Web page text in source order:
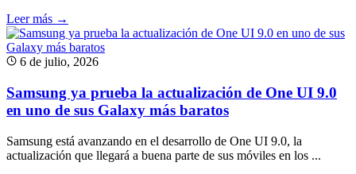
Leer más →
6 de julio, 2026
Samsung ya prueba la actualización de One UI 9.0
en uno de sus Galaxy más baratos
Samsung está avanzando en el desarrollo de One UI 9.0, la
actualización que llegará a buena parte de sus móviles en los ...